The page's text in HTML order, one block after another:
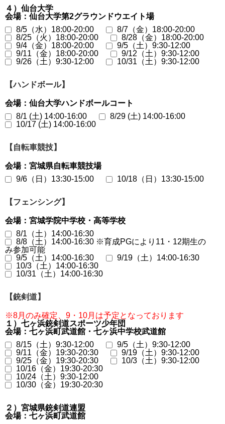
４）仙台大学
会場：仙台大学第2グラウンドウエイト場
8/5（水）18:00-20:00
8/7（金）18:00-20:00
8/25（火）18:00-20:00
8/28（金）18:00-20:00
9/4（金）18:00-20:00
9/5（土）9:30-12:00
9/11（金）18:00-20:00
9/12（土）9:30-12:00
9/26（土）9:30-12:00
10/31（土）9:30-12:00
【ハンドボール】
会場：仙台大学ハンドボールコート
8/1 (土) 14:00-16:00
8/29 (土) 14:00-16:00
10/17 (土) 14:00-16:00
【自転車競技】
会場：宮城県自転車競技場
9/6（日）13:30-15:00
10/18（日）13:30-15:00
【フェンシング】
会場：宮城学院中学校・高等学校
8/1（土）14:00-16:30
8/8（土）14:00-16:30 ※育成PGにより11・12期生の
み参加可能
9/5（土）14:00-16:30
9/19（土）14:00-16:30
10/3（土）14:00-16:30
10/31（土）14:00-16:30
【銃剣道】
※8月のみ確定、9・10月は予定となっております
１）七ヶ浜銃剣道スポーツ少年団
会場：七ヶ浜町武道館・七ヶ浜中学校武道館
8/15（土）9:30-12:00
9/5（土）9:30-12:00
9/11（金）19:30-20:30
9/19（土）9:30-12:00
9/25（金）19:30-20:30
10/3（土）9:30-12:00
10/16（金）19:30-20:30
10/24（土）9:30-12:00
10/30（金）19:30-20:30
２）宮城県銃剣道連盟
会場：七ヶ浜町武道館